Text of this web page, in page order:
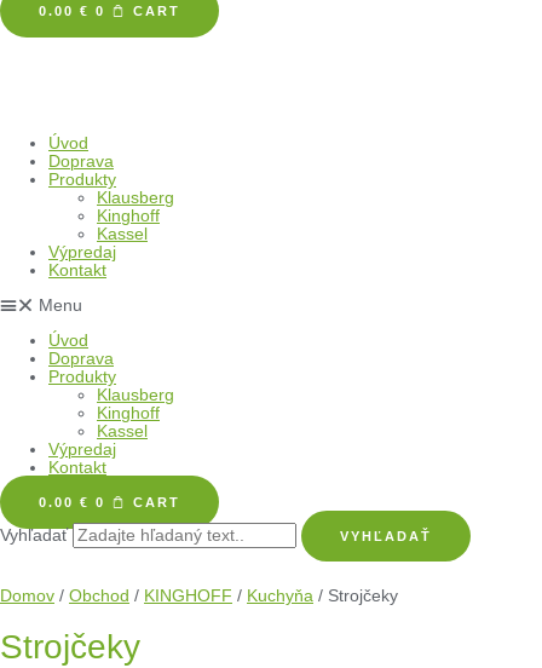
0.00 € 0 CART
Úvod
Doprava
Produkty
Klausberg
Kinghoff
Kassel
Výpredaj
Kontakt
Menu
Úvod
Doprava
Produkty
Klausberg
Kinghoff
Kassel
Výpredaj
Kontakt
0.00 € 0 CART
Vyhľadať VYHĽADAŤ
Domov / Obchod / KINGHOFF / Kuchyňa / Strojčeky
Strojčeky